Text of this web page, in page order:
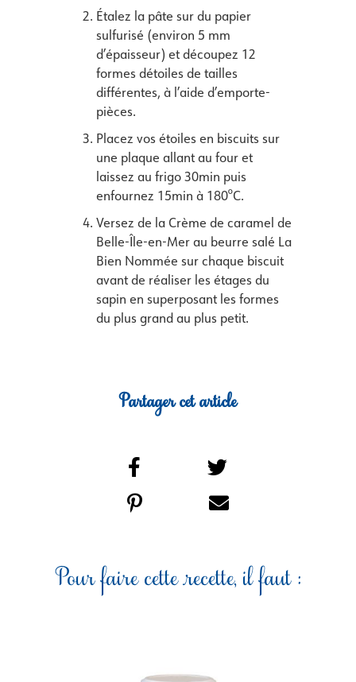
Étalez la pâte sur du papier
sulfurisé (environ 5 mm
d’épaisseur) et découpez 12
formes détoiles de tailles
différentes, à l’aide d’emporte-
pièces.
Placez vos étoiles en biscuits sur
une plaque allant au four et
laissez au frigo 30min puis
enfournez 15min à 180°C.
Versez de la Crème de caramel de
Belle-Île-en-Mer au beurre salé La
Bien Nommée sur chaque biscuit
avant de réaliser les étages du
sapin en superposant les formes
du plus grand au plus petit.
Partager cet article
Pour faire cette recette, il faut :